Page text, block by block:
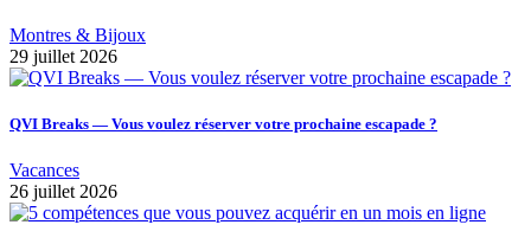
Montres & Bijoux
29 juillet 2026
QVI Breaks — Vous voulez réserver votre prochaine escapade ?
Vacances
26 juillet 2026